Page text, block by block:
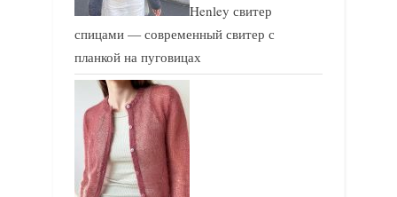
Henley свитер
спицами — современный свитер с
планкой на пуговицах